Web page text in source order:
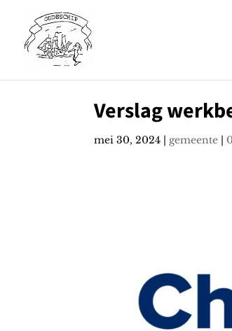
Verslag
mei 30, 2024 | gemeente |